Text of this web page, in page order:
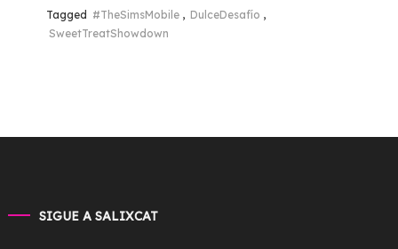
Tagged #TheSimsMobile , DulceDesafío ,
SweetTreatShowdown
SIGUE A SALIXCAT